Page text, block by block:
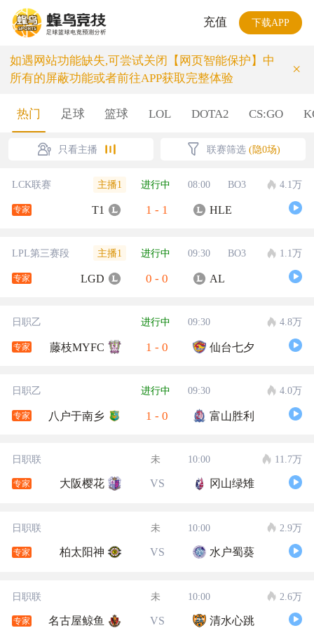
充值 下载APP
如遇网站功能缺失,可尝试关闭【网页智能保护】中
所有的屏蔽功能或者前往APP获取完整体验
×
热门 足球 篮球 LOL DOTA2 CS:GO
只看主播 联赛筛选 (隐0场)
LCK联赛 主播1 进行中 08:00 BO3 4.1万
专家 T1 1 - 1 HLE
LPL第三赛段 主播1 进行中 09:30 BO3 1.1万
专家 LGD 0 - 0 AL
日职乙 进行中 09:30 4.8万
专家 藤枝MYFC 1 - 0 仙台七夕
日职乙 进行中 09:30 4.0万
专家 八户于南乡 1 - 0 富山胜利
日职联 未 10:00 11.7万
专家 大阪樱花 VS 冈山绿雉
日职联 未 10:00 2.9万
专家 柏太阳神 VS 水户蜀葵
日职联 未 10:00 2.6万
专家 名古屋鲸鱼 VS 清水心跳